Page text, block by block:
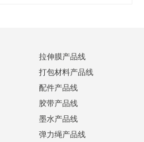
拉伸膜产品线
打包材料产品线
配件产品线
胶带产品线
墨水产品线
弹力绳产品线